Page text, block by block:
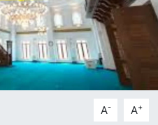
A- A+